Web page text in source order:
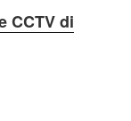
CCTV di